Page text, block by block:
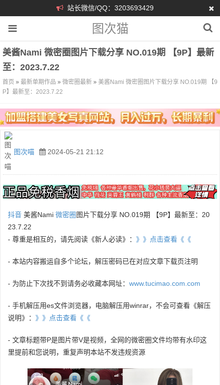
站长微信/QQ：3203693429
图次猫
美酱Nami 微密圈图片下载分享 NO.019期 【9P】最新
至：2023.7.22
首页 » 最新单期作品 » 微密圈最新 » 美酱Nami 微密圈图片下载分享 NO.019期 【9
P】最新至：2023.7.22
图次喵 2024-05-21 21:12
抖音 美酱Nami 微密圈 图片下载分享 NO.019期 【9P】最新至：20
23.7.22
- 尊重是相互的，请先阅读《新人必读》： 》》点击查看《《
- 本站内容搬运自多个论坛，解压密码已在对应文章下载页注明
- 为防止下次找不到请务必收藏本网址： www.tucimao.com.com
- 手机解压用es文件浏览器，电脑解压用winrar，不会可查看《解压
说明》： 》》点击查看《《
- 文章标题带P是图片带V是视频，全网的微密圈文件均带有水印这
里提前和您说明，重复声明本站不发违规资源